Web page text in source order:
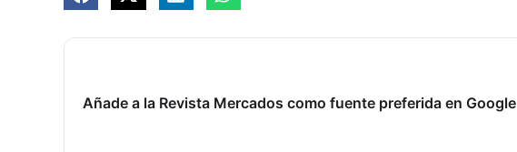
Añade a la Revista Mercados como fuente preferida en Google